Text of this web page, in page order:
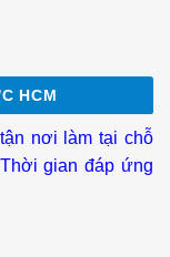
HCM
nơi làm tại chỗ
gian đáp ứng